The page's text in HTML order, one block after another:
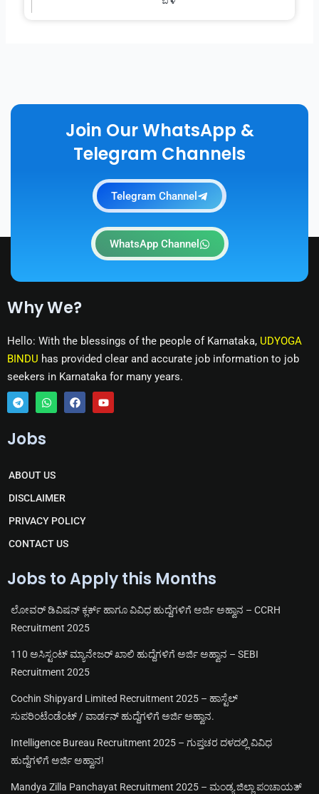
Join Our WhatsApp &
Telegram Channels
Telegram Channel
WhatsApp Channel
Why We?
Hello: With the blessings of the people of Karnataka, UDYOGA
BINDU has provided clear and accurate job information to job
seekers in Karnataka for many years.
T
l
r
a
m
W
a
a
p
p
F Y
Jobs
ABOUT US
DISCLAIMER
PRIVACY POLICY
CONTACT US
Jobs to Apply this Months
ಲೋವರ್ ಡಿವಿಷನ್ ಕ್ಲರ್ಕ್ ಹಾಗೂ ವಿವಿಧ ಹುದ್ದೆಗಳಿಗೆ ಅರ್ಜಿ ಅಹ್ವಾನ – CCRH
Recruitment 2025
110 ಅಸಿಸ್ಟಂಟ್ ಮ್ಯಾನೇಜರ್ ಖಾಲಿ ಹುದ್ದೆಗಳಿಗೆ ಅರ್ಜಿ ಅಹ್ವಾನ – SEBI
Recruitment 2025
Cochin Shipyard Limited Recruitment 2025 – ಹಾಸ್ಟೆಲ್
ಸುಪರಿಂಟೆಂಡೆಂಟ್ / ವಾರ್ಡನ್ ಹುದ್ದೆಗಳಿಗೆ ಅರ್ಜಿ ಅಹ್ವಾನ.
Intelligence Bureau Recruitment 2025 – ಗುಪ್ತಚರ ದಳದಲ್ಲಿ ವಿವಿಧ
ಹುದ್ದೆಗಳಿಗೆ ಅರ್ಜಿ ಅಹ್ವಾನ!
Mandya Zilla Panchayat Recruitment 2025 – ಮಂಡ್ಯ ಜಿಲ್ಲಾ ಪಂಚಾಯತ್